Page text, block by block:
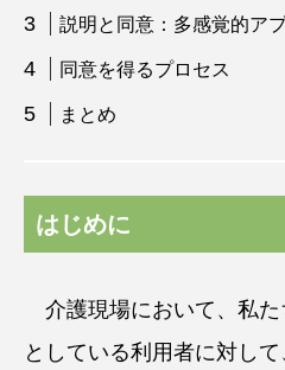
説明と同意：多感覚的ア
同意を得るプロセス
まとめ
はじめに
介護現場において、私た
としている利用者に対し